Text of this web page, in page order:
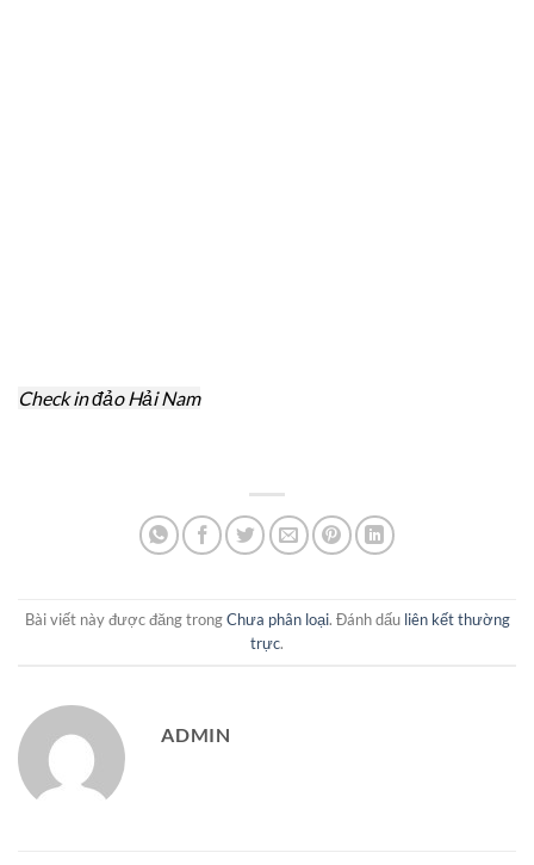
Check in đảo Hải Nam
Bài viết này được đăng trongChưa phân loại. Đánh dấu liên kết thường
trực.
ADMIN